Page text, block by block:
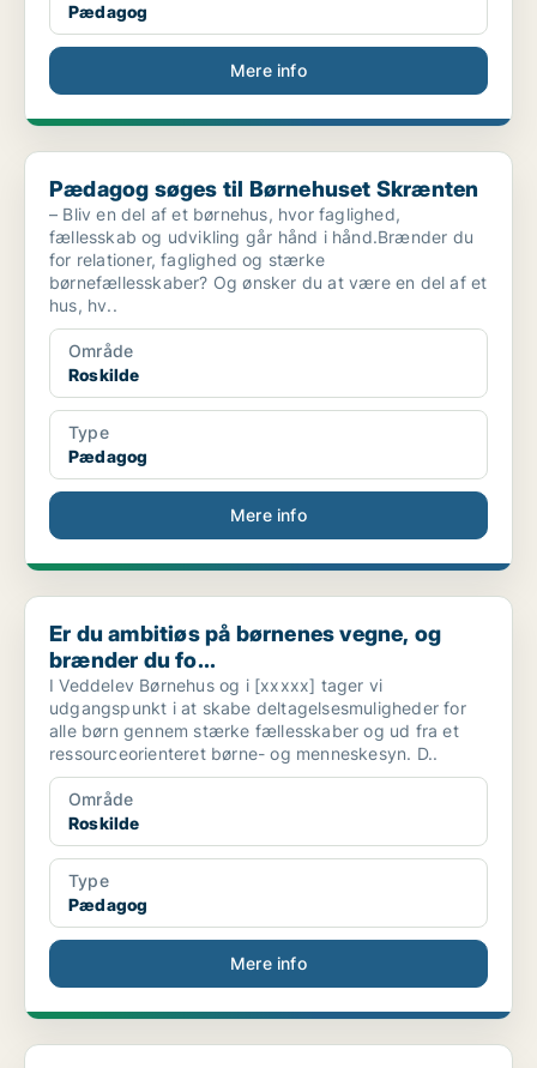
Pædagog
Mere info
Pædagog søges til Børnehuset Skrænten
Pædagog søges til Børnehuset Skrænten
– Bliv en del af et børnehus, hvor faglighed,
fællesskab og udvikling går hånd i hånd.Brænder du
for relationer, faglighed og stærke
børnefællesskaber? Og ønsker du at være en del af et
hus, hv..
Område
Roskilde
Type
Pædagog
Mere info
Er du ambitiøs på børnenes vegne, og brænder du fo...
Er du ambitiøs på børnenes vegne, og
brænder du fo...
I Veddelev Børnehus og i [xxxxx] tager vi
udgangspunkt i at skabe deltagelsesmuligheder for
alle børn gennem stærke fællesskaber og ud fra et
ressourceorienteret børne- og menneskesyn. D..
Område
Roskilde
Type
Pædagog
Mere info
Vindinge Skole og SFO søger pædagog der er klar ti...